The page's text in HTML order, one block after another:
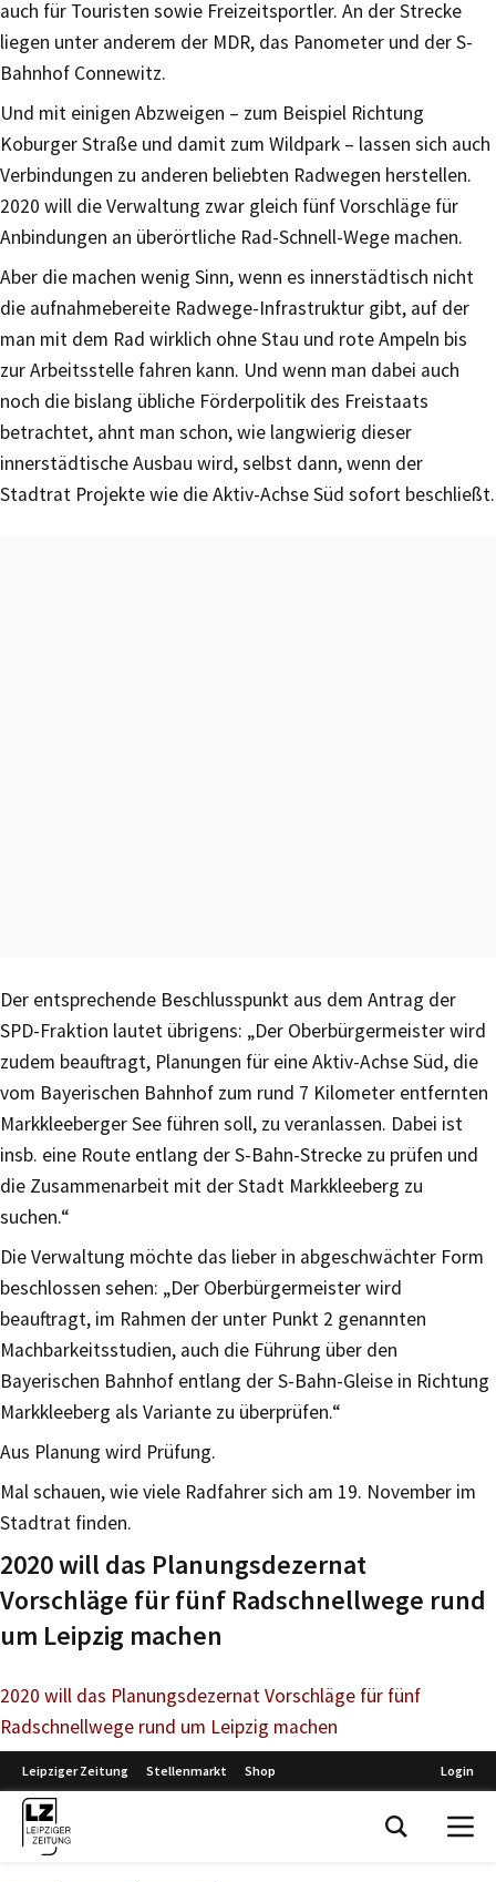
auch für Touristen sowie Freizeitsportler. An der Strecke
liegen unter anderem der MDR, das Panometer und der S-
Bahnhof Connewitz.
Und mit einigen Abzweigen – zum Beispiel Richtung
Koburger Straße und damit zum Wildpark – lassen sich auch
Verbindungen zu anderen beliebten Radwegen herstellen.
2020 will die Verwaltung zwar gleich fünf Vorschläge für
Anbindungen an überörtliche Rad-Schnell-Wege machen.
Aber die machen wenig Sinn, wenn es innerstädtisch nicht
die aufnahmebereite Radwege-Infrastruktur gibt, auf der
man mit dem Rad wirklich ohne Stau und rote Ampeln bis
zur Arbeitsstelle fahren kann. Und wenn man dabei auch
noch die bislang übliche Förderpolitik des Freistaats
betrachtet, ahnt man schon, wie langwierig dieser
innerstädtische Ausbau wird, selbst dann, wenn der
Stadtrat Projekte wie die Aktiv-Achse Süd sofort beschließt.
Der entsprechende Beschlusspunkt aus dem Antrag der
SPD-Fraktion lautet übrigens: „Der Oberbürgermeister wird
zudem beauftragt, Planungen für eine Aktiv-Achse Süd, die
vom Bayerischen Bahnhof zum rund 7 Kilometer entfernten
Markkleeberger See führen soll, zu veranlassen. Dabei ist
insb. eine Route entlang der S-Bahn-Strecke zu prüfen und
die Zusammenarbeit mit der Stadt Markkleeberg zu
suchen.“
Die Verwaltung möchte das lieber in abgeschwächter Form
beschlossen sehen: „Der Oberbürgermeister wird
beauftragt, im Rahmen der unter Punkt 2 genannten
Machbarkeitsstudien, auch die Führung über den
Bayerischen Bahnhof entlang der S-Bahn-Gleise in Richtung
Markkleeberg als Variante zu überprüfen.“
Aus Planung wird Prüfung.
Mal schauen, wie viele Radfahrer sich am 19. November im
Stadtrat finden.
2020 will das Planungsdezernat
Vorschläge für fünf Radschnellwege rund
um Leipzig machen
2020 will das Planungsdezernat Vorschläge für fünf
Radschnellwege rund um Leipzig machen